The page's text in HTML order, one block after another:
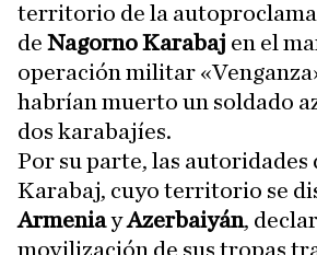
territorio de la
de Nagorno Karabaj en el
operación militar
habrían muerto un soldado
dos karabajíes.
Por su parte, las autoridades
Karabaj, cuyo territorio se
ArmeniayAzerbaiyán,
movilización de sus tropas